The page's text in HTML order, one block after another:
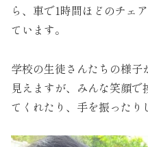
ら、車で1時間ほどのチェ
ています。
学校の生徒さんたちの様
見えますが、みんな笑顔
てくれたり、手を振ったり